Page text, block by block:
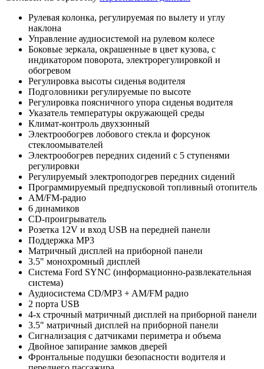
Рулевая колонка, регулируемая по вылету и углу
наклона
Управление аудиосистемой на рулевом колесе
Боковые зеркала, окрашенные в цвет кузова, с
индикатором поворота, электрорегулировкой и
обогревом
Регулировка высоты сиденья водителя
Подголовники регулируемые по высоте
Регулировка поясничного упора сиденья водителя
Указатель температуры окружающей среды
Климат-контроль двухзонный
Электрообогрев лобового стекла и форсунок
стеклоомывателей
Электрообогрев передних сидений с 5 ступенями
регулировки
Регулируемый электроподогрев передних сидений
Программируемый предпусковой топливный отопитель
AM/FM-радио
6 динамиков
CD-проигрыватель
Розетка 12V и вход USB на передней панели
Поддержка MP3
Матричный дисплей на приборной панели
3.5" монохромный дисплей
Система Ford SYNC (информационно-развлекательная
система)
Аудиосистема CD/MP3 + AM/FM радио
2 порта USB
4-х строчный матричный дисплей на приборной панели
3.5" матричный дисплей на приборной панели
Сигнализация с датчиками периметра и объема
Двойное запирание замков дверей
Фронтальные подушки безопасности водителя и